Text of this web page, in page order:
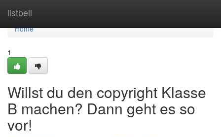
listbell
Home
Home
1
Willst du den copyright Klasse
B machen? Dann geht es so
vor!